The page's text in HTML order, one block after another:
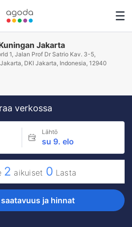
Jakarta
1, Jalan Prof Dr Satrio Kav. 3-5,
DKI Jakarta, Indonesia, 12940
verkossa
Lähtö
su 9. elo
2 aikuiset 0 Lasta
ja hinnat